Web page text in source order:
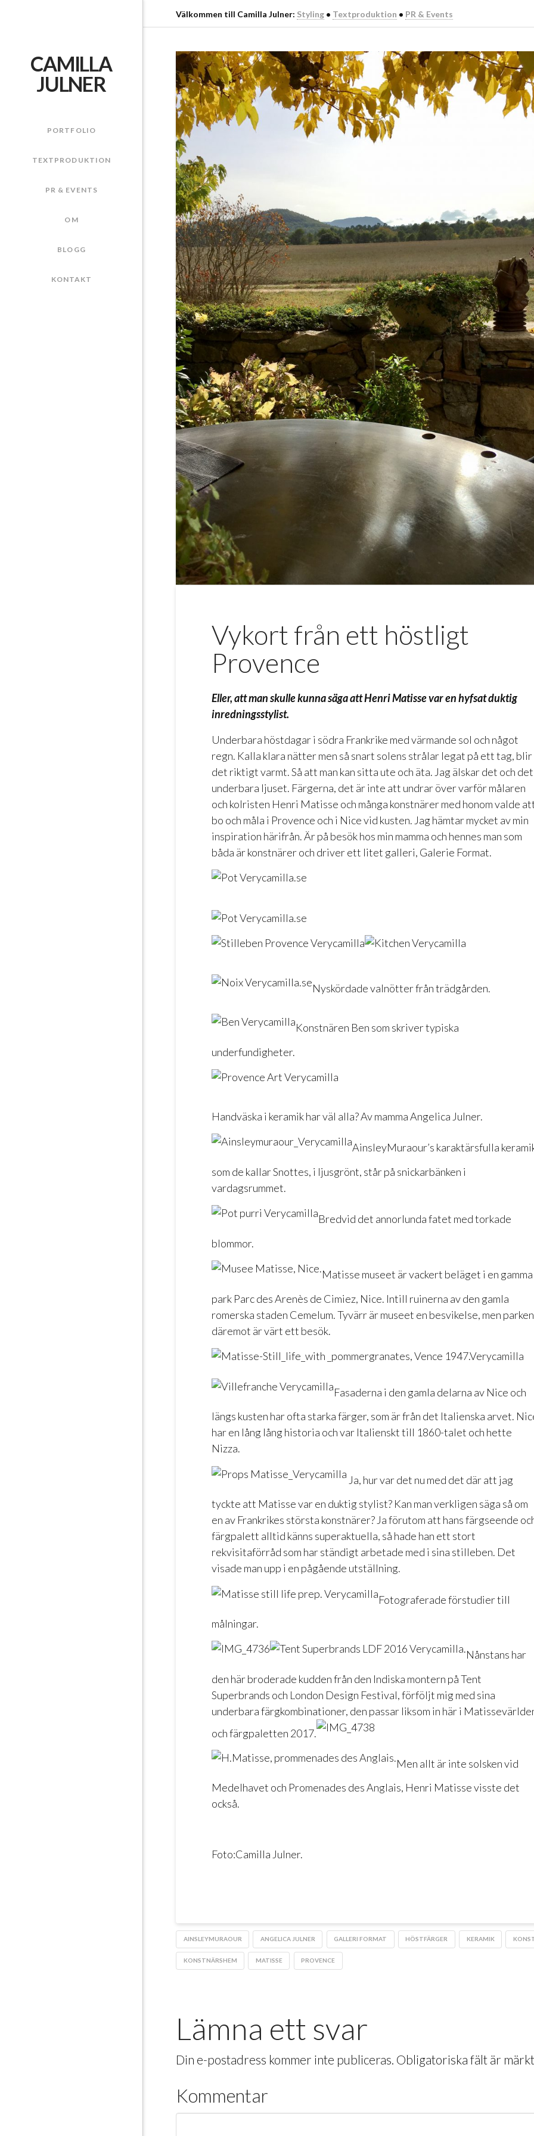
Välkommen till Camilla Julner: Styling • Textproduktion • PR & Events
CAMILLA
JULNER
PORTFOLIO
TEXTPRODUKTION
PR & EVENTS
OM
BLOGG
KONTAKT
Vykort från ett höstligt
Provence
Eller, att man skulle kunna säga att Henri Matisse var en hyfsat duktig
inredningsstylist.
Underbara höstdagar i södra Frankrike med värmande sol och något
regn. Kalla klara nätter men så snart solens strålar legat på ett tag, blir
det riktigt varmt. Så att man kan sitta ute och äta. Jag älskar det och det
underbara ljuset. Färgerna, det är inte att undrar över varför målaren
och kolristen Henri Matisse och många konstnärer med honom valde
bo och måla i Provence och i Nice vid kusten. Jag hämtar mycket av min
inspiration härifrån. Är på besök hos min mamma och hennes man som
båda är konstnärer och driver ett litet galleri, Galerie Format.
Nyskördade valnötter från trädgården.
Konstnären Ben som skriver typiska
underfundigheter.
Handväska i keramik har väl alla? Av mamma Angelica Julner.
AinsleyMuraour’s karaktärsfulla
som de kallar Snottes, i ljusgrönt, står på snickarbänken i
vardagsrummet.
Bredvid det annorlunda fatet med torkade
blommor.
Matisse museet är vackert beläget i en
park Parc des Arenès de Cimiez, Nice. Intill ruinerna av den gamla
romerska staden Cemelum. Tyvärr är museet en besvikelse, men parken
däremot är värt ett besök.
Fasaderna i den gamla delarna av Nice och
längs kusten har ofta starka färger, som är från det Italienska arvet.
har en lång lång historia och var Italienskt till 1860-talet och hette
Nizza.
Ja, hur var det nu med det där att jag
tyckte att Matisse var en duktig stylist? Kan man verkligen säga så om
en av Frankrikes största konstnärer? Ja förutom att hans färgseende
färgpalett alltid känns superaktuella, så hade han ett stort
rekvisitaförråd som har ständigt arbetade med i sina stilleben. Det
visade man upp i en pågående utställning.
Fotograferade förstudier till
målningar.
Nånstans har
den här broderade kudden från den Indiska montern på Tent
Superbrands och London Design Festival, förföljt mig med sina
underbara färgkombinationer, den passar liksom in här i
och färgpaletten 2017.
Men allt är inte solsken vid
Medelhavet och Promenades des Anglais, Henri Matisse visste det
också.
Foto:Camilla Julner.
AINSLEYMURAOUR ANGELICA JULNER GALLERI FORMAT HÖSTFÄRGER KERAMIK
KONSTNÄRSHEM MATISSE PROVENCE
Lämna ett svar
Din e-postadress kommer inte publiceras. Obligatoriska fält är
Kommentar